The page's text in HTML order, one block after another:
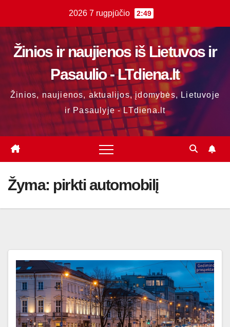
content
2026 7 rugpjūčio 2:49
Žinios ir naujienos iš Lietuvos ir
Pasaulio - LTdiena.lt
Žinios, naujienos, aktualijos, įdomybės, Lietuvoje
ir Pasaulyje - LTdiena.lt
Žyma: pirkti automobilį